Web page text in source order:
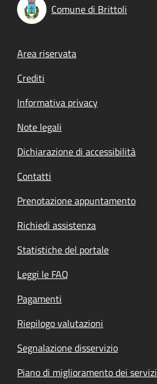
Comune di Brittoli
Footer menu
Area riservata
Crediti
Informativa privacy
Note legali
Dichiarazione di accessibilità
Contatti
Prenotazione appuntamento
Richiedi assistenza
Statistiche del portale
Leggi le FAQ
Pagamenti
Riepilogo valutazioni
Segnalazione disservizio
Piano di miglioramento dei servizi